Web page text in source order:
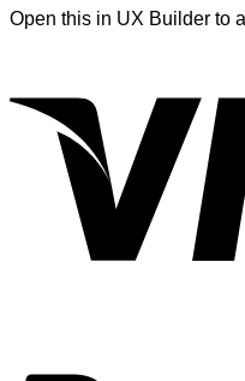
Open this in UX Builder to